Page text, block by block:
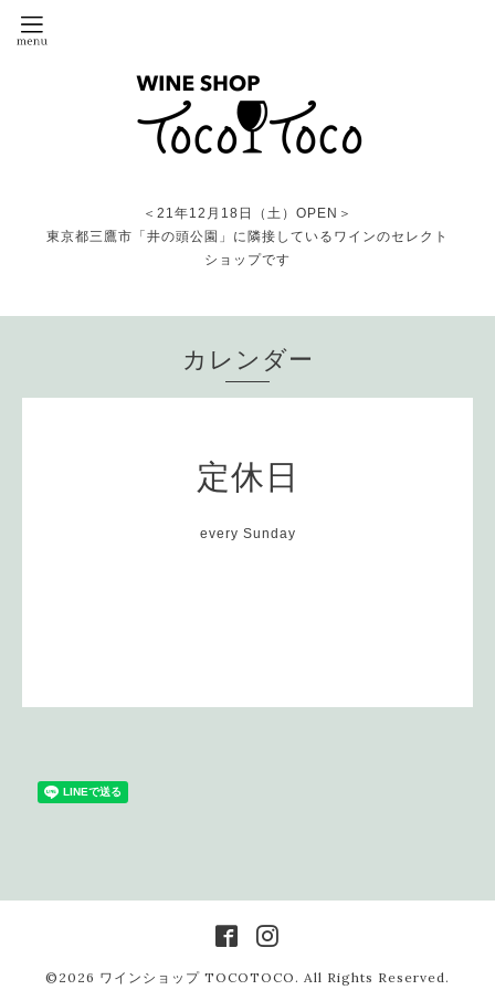
＜21年12月18日（土）OPEN＞
東京都三鷹市「井の頭公園」に隣接しているワインのセレクト
ショップです
カレンダー
定休日
every Sunday
©2026 ワインショップ TOCOTOCO . All Rights Reserved.